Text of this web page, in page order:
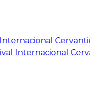
Internacional